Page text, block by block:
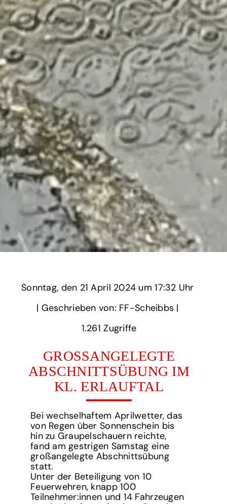
Sonntag, ‏‏‎ ‎den 21 April 2024 um‏‏‎ ‎
‎| Geschrieben von: FF-Scheibbs | ‎
1.261‏‏‎ ‎Zugriffe
GROSSANGELEGTE A
BSCHNITTSÜBUNG IM K
L. ERLAUFTAL
Bei wechselhaftem Aprilwetter, das
von Regen über Sonnenschein bis
hin zu Graupelschauern reichte,
fand am gestrigen Samstag eine
großangelegte Abschnittsübung
statt.
Unter der Beteiligung von 10
Feuerwehren, knapp 100
Teilnehmer:innen und 14 Fahrzeugen